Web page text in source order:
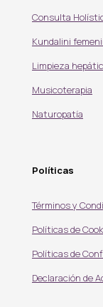
Consulta
Kundalini
Limpieza
Musicoterapia
Naturopatía
Políticas
Términos y
Políticas de
Políticas de
Declaración de